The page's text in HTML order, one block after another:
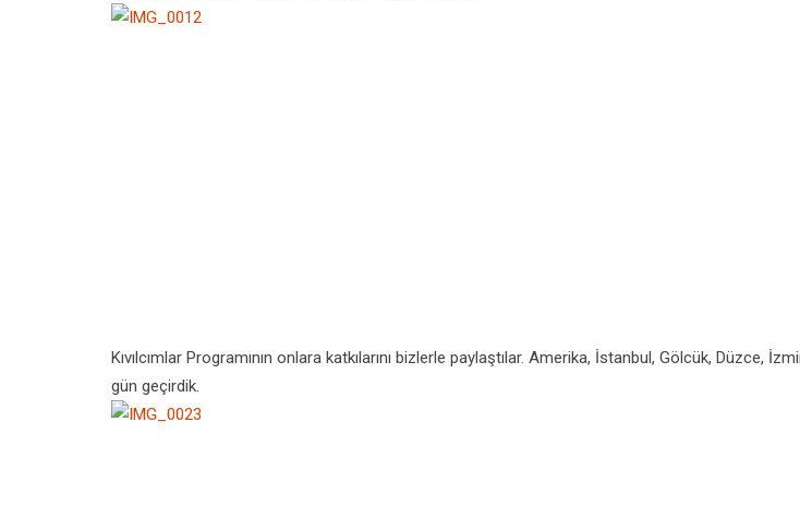
Kıvılcımlar Programının onlara katkılarını bizlerle paylaştılar. Amerika, İstanbul, Gölcük, Düzce,
gün geçirdik.